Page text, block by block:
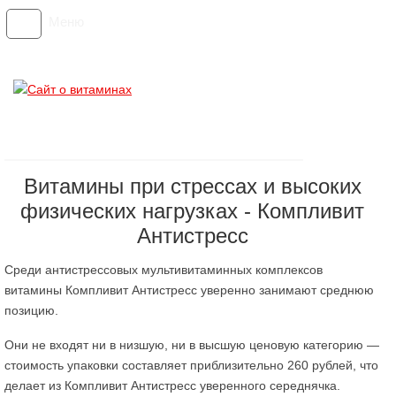
Витамины при стрессах и высоких
физических нагрузках - Компливит
Антистресс
Среди антистрессовых мультивитаминных комплексов
витамины Компливит Антистресс уверенно занимают среднюю
позицию.
Они не входят ни в низшую, ни в высшую ценовую категорию —
стоимость упаковки составляет приблизительно 260 рублей, что
делает из Компливит Антистресс уверенного середнячка.